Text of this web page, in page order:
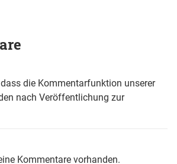
die Kommentarfunktion unserer
nach Veröffentlichung zur
Kommentare vorhanden.